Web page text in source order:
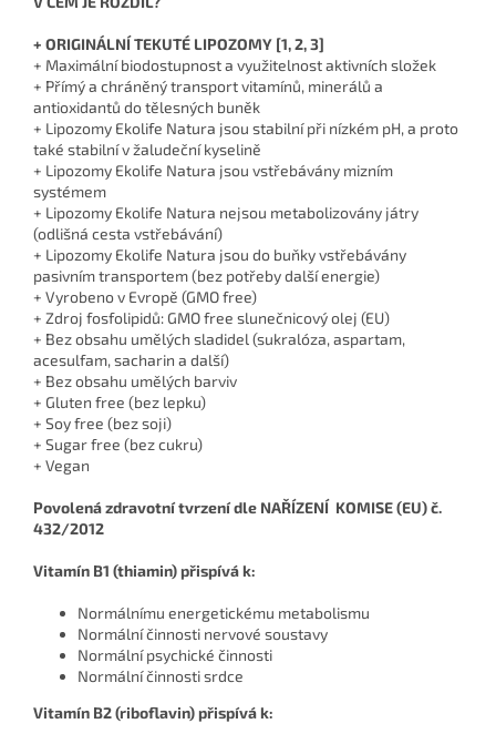
+ ORIGINÁLNÍ TEKUTÉ LIPOZOMY [1, 2, 3]
+ Maximální biodostupnost a využitelnost aktivních složek
+ Přímý a chráněný transport vitamínů, minerálů a
antioxidantů do tělesných buněk
+ Lipozomy Ekolife Natura jsou stabilní při nízkém pH, a proto
také stabilní v žaludeční kyselině
+ Lipozomy Ekolife Natura jsou vstřebávány mizním
systémem
+ Lipozomy Ekolife Natura nejsou metabolizovány játry
(odlišná cesta vstřebávání)
+ Lipozomy Ekolife Natura jsou do buňky vstřebávány
pasivním transportem (bez potřeby další energie)
+ Vyrobeno v Evropě (GMO free)
+ Zdroj fosfolipidů: GMO free slunečnicový olej (EU)
+ Bez obsahu umělých sladidel (sukralóza, aspartam,
acesulfam, sacharin a další)
+ Bez obsahu umělých barviv
+ Gluten free (bez lepku)
+ Soy free (bez soji)
+ Sugar free (bez cukru)
+ Vegan
Povolená zdravotní tvrzení dle NAŘÍZENÍ KOMISE (EU) č.
432/2012
Vitamín B1 (thiamin) přispívá k:
Normálnímu energetickému metabolismu
Normální činnosti nervové soustavy
Normální psychické činnosti
Normální činnosti srdce
Vitamín B2 (riboflavin) přispívá k: